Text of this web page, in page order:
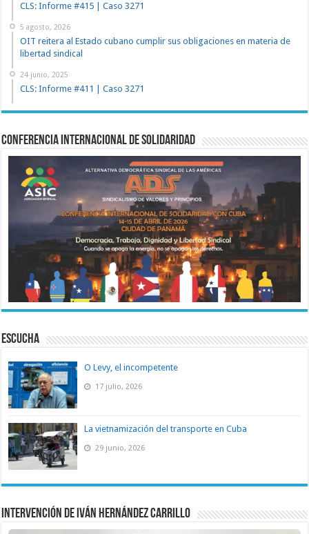
CLS: Informe #415 | Caso 3271
5 agosto, 2026
OIT reitera al Estado cubano cumplir sus obligaciones en materia de
libertad sindical
24 junio, 2025
CLS: Informe #411 | Caso 3271
Conferencia Internacional de Solidaridad
ESCUCHA
O Levy, el incompetente
17 julio, 2026
La vietnamización del transporte en Cuba
29 junio, 2026
Intervención de Iván Hernández Carrillo